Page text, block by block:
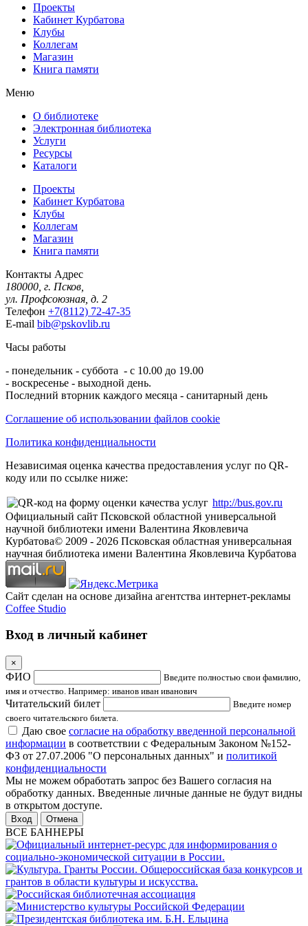
Проекты
Кабинет Курбатова
Клубы
Коллегам
Магазин
Книга памяти
Меню
О библиотеке
Электронная библиотека
Услуги
Ресурсы
Каталоги
Проекты
Кабинет Курбатова
Клубы
Коллегам
Магазин
Книга памяти
Контакты Адрес
180000, г. Псков,
ул. Профсоюзная, д. 2
Телефон +7(8112) 72-47-35
E-mail bib@pskovlib.ru
Часы работы
- понедельник - суббота - с 10.00 до 19.00
- воскресенье - выходной день.
Последний вторник каждого месяца - санитарный день
Соглашение об использовании файлов cookie
Политика конфиденциальности
Независимая оценка качества предоставления услуг по QR-
коду или по ссылке ниже:
http://bus.gov.ru
Официальный сайт Псковской областной универсальной
научной библиотеки имени Валентина Яковлевича
Курбатова© 2009 - 2026 Псковская областная универсальная
научная библиотека имени Валентина Яковлевича Курбатова
Сайт сделан на основе дизайна агентства интернет-рекламы
Coffee Studio
Вход в личный кабинет
×
ФИО
Введите полностью свои фамилию,
имя и отчество. Например: иванов иван иванович
Читательский билет
Введите номер
своего читательского билета.
Даю свое согласие на обработку введенной персональной
информации в соответствии с Федеральным Законом №152-
ФЗ от 27.07.2006 "О персональных данных" и политикой
конфиденциальности
Мы не можем обработать запрос без Вашего согласия на
обработку данных. Введенные личные данные не будут видны
в открытом доступе.
Отмена
ВСЕ БАННЕРЫ